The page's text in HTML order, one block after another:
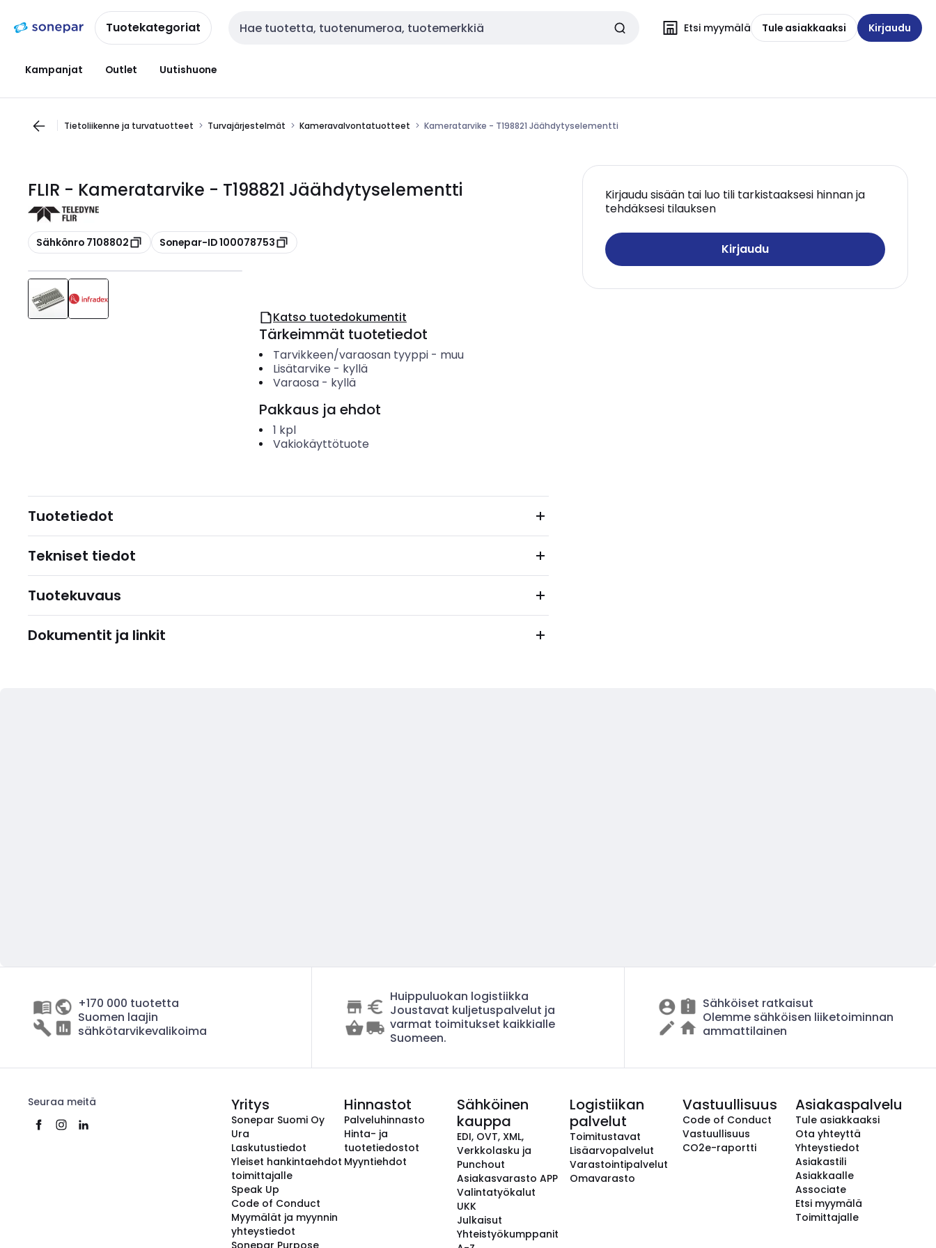
navigointiinsisältöönTuotekategoriat Haku Etsi myymälä Tule asiakkaaksi Kirjaudu
Kampanjat Outlet Uutishuone
Tietoliikenne ja turvatuotteet Turvajärjestelmät Kameravalvontatuotteet Kameratarvike - T198821 Jäähdytyselementti
FLIR - Kameratarvike - T198821 Jäähdytyselementti
Kopioi
Sähkönro 7108802 Kopioi
Sonepar-ID 100078753
Kirjaudu sisään tai luo tili tarkistaaksesi hinnan ja
tehdäksesi tilauksen
Kirjaudu
Katso tuotedokumentit
Tärkeimmät tuotetiedot
Tarvikkeen/varaosan tyyppi- muu
Lisätarvike - kyllä
Varaosa- kyllä
Pakkaus ja ehdot
1 kpl
Vakiokäyttötuote
Tuotetiedot
Tekniset tiedot
Tuotekuvaus
Dokumentit ja linkit
+170 000 tuotetta
Suomen laajin
sähkötarvikevalikoima
Huippuluokan logistiikka
Joustavat kuljetuspalvelut ja
varmat toimitukset kaikkialle
Suomeen.
Sähköiset ratkaisut
Olemme sähköisen liiketoiminnan
ammattilainen
Seuraa meitä Yritys
Sonepar Suomi Oy
Ura
Laskutustiedot
Yleiset hankintaehdot
toimittajalle
Speak Up
Code of Conduct
Myymälät ja myynnin
yhteystiedot
Sonepar Purpose
Hinnastot
Palveluhinnasto
Hinta- ja
tuotetiedostot
Myyntiehdot
Sähköinen
kauppa
EDI, OVT, XML,
Verkkolasku ja
Punchout
Asiakasvarasto APP
Valintatyökalut
UKK
Julkaisut
Yhteistyökumppanit
Logistiikan
palvelut
Toimitustavat
Lisäarvopalvelut
Varastointipalvelut
Omavarasto
Vastuullisuus
Code of Conduct
Vastuullisuus
CO2e-raportti
Asiakaspalvelu
Tule asiakkaaksi
Ota yhteyttä
Yhteystiedot
Asiakastili
Asiakkaalle
Associate
Etsi myymälä
Toimittajalle